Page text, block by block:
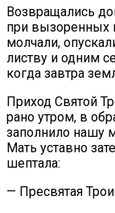
Возвращались
при вызоренных
молчали,
листву и одним
когда завтра
Приход Святой
рано утром, в
заполнило нашу
Мать уставно
шептала:
— Пресвятая